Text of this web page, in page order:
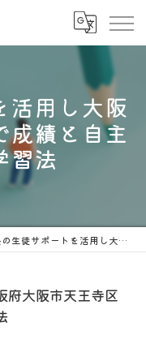
活用し大阪
成績と自主
習法
徒サポートを活用し大阪府大阪市天王寺区で成績と自主性を伸ばす学習法
府大阪市天王寺区